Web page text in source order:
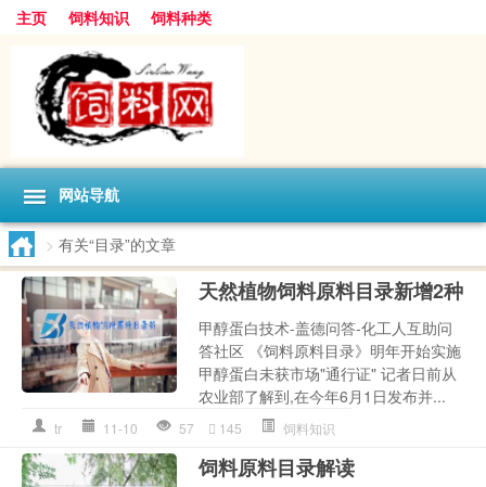
主页 饲料知识 饲料种类
网站导航
> 有关“目录”的文章
天然植物饲料原料目录新增2种
甲醇蛋白技术-盖德问答-化工人互助问
答社区 《饲料原料目录》明年开始实施
甲醇蛋白未获市场"通行证" 记者日前从
农业部了解到,在今年6月1日发布并...
tr 11-10 57 145 饲料知识
饲料原料目录解读